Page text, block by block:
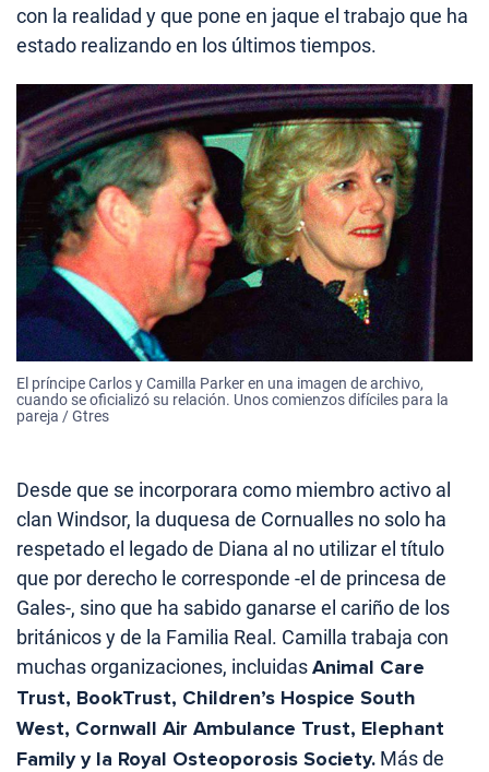
con la realidad y que pone en jaque el trabajo que ha
estado realizando en los últimos tiempos.
El príncipe Carlos y Camilla Parker en una imagen de archivo,
cuando se oficializó su relación. Unos comienzos difíciles para la
pareja / Gtres
Desde que se incorporara como miembro activo al
clan Windsor, la duquesa de Cornualles no solo ha
respetado el legado de Diana al no utilizar el título
que por derecho le corresponde -el de princesa de
Gales-, sino que ha sabido ganarse el cariño de los
británicos y de la Familia Real. Camilla trabaja con
muchas organizaciones, incluidasAnimal Care
Trust, BookTrust, Children’s Hospice South
West, Cornwall Air Ambulance Trust, Elephant
Family y la Royal Osteoporosis Society. Más de